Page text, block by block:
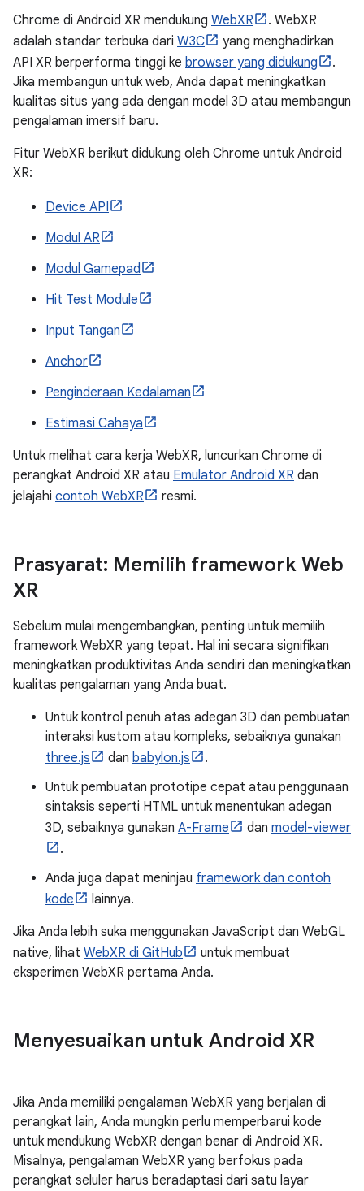
Chrome di Android XR mendukung WebXR
. WebXR
adalah standar terbuka dari W3C
yang menghadirkan
API XR berperforma tinggi ke browser yang didukung
.
Jika membangun untuk web, Anda dapat meningkatkan
kualitas situs yang ada dengan model 3D atau membangun
pengalaman imersif baru.
Fitur WebXR berikut didukung oleh Chrome untuk Android
XR:
Device API
Modul AR
Modul Gamepad
Hit Test Module
Input Tangan
Anchor
Penginderaan Kedalaman
Estimasi Cahaya
Untuk melihat cara kerja WebXR, luncurkan Chrome di
perangkat Android XR atau Emulator Android XR dan
jelajahi contoh WebXR resmi.
Prasyarat: Memilih framework Web
XR
Sebelum mulai mengembangkan, penting untuk memilih
framework WebXR yang tepat. Hal ini secara signifikan
meningkatkan produktivitas Anda sendiri dan meningkatkan
kualitas pengalaman yang Anda buat.
Untuk kontrol penuh atas adegan 3D dan pembuatan
interaksi kustom atau kompleks, sebaiknya gunakan
three.js
dan babylon.js
.
Untuk pembuatan prototipe cepat atau penggunaan
sintaksis seperti HTML untuk menentukan adegan
3D, sebaiknya gunakan A-Frame dan model-viewer
.
Anda juga dapat meninjau framework dan contoh
kode
lainnya.
Jika Anda lebih suka menggunakan JavaScript dan WebGL
native, lihat WebXR di GitHub
untuk membuat
eksperimen WebXR pertama Anda.
Menyesuaikan untuk Android XR
Jika Anda memiliki pengalaman WebXR yang berjalan di
perangkat lain, Anda mungkin perlu memperbarui kode
untuk mendukung WebXR dengan benar di Android XR.
Misalnya, pengalaman WebXR yang berfokus pada
perangkat seluler harus beradaptasi dari satu layar